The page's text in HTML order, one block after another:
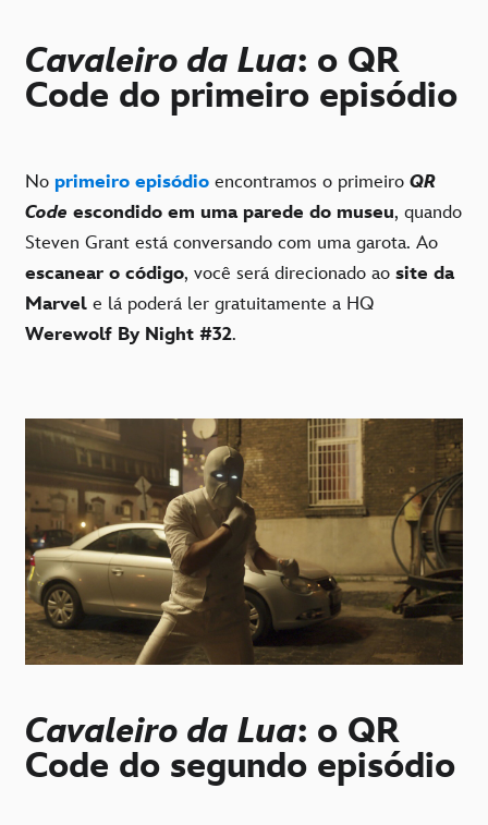
Cavaleiro da Lua: o QR
Code do primeiro episódio
No primeiro episódio encontramos o primeiro QR
Code escondido em uma parede do museu, quando
Steven Grant está conversando com uma garota. Ao
escanear o código, você será direcionado ao site da
Marvel e lá poderá ler gratuitamente a HQ
Werewolf By Night #32.
Cavaleiro da Lua: o QR
Code do segundo episódio